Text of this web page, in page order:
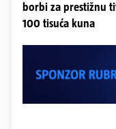
borbi za prestižnu
100 tisuća kuna